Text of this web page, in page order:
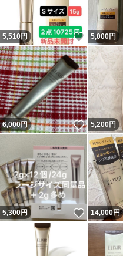
5,510円 いいね！
5,000円
6,000円 いいね！
5,200円
5,300円 いいね！
14,000円